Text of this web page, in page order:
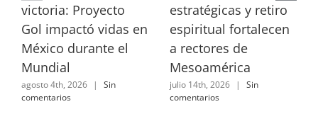
victoria: Proyecto
Gol impactó vidas en
México durante el
Mundial
agosto 4th, 2026 |
Sin
comentarios
estratégicas y retiro
espiritual fortalecen
a rectores de
Mesoamérica
julio 14th, 2026 |
Sin
comentarios